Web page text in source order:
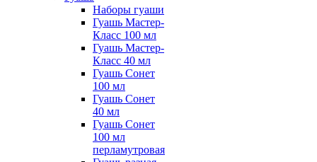
Наборы гуаши
Гуашь Мастер-
Класс 100 мл
Гуашь Мастер-
Класс 40 мл
Гуашь Сонет
100 мл
Гуашь Сонет
40 мл
Гуашь Сонет
100 мл
перламутровая